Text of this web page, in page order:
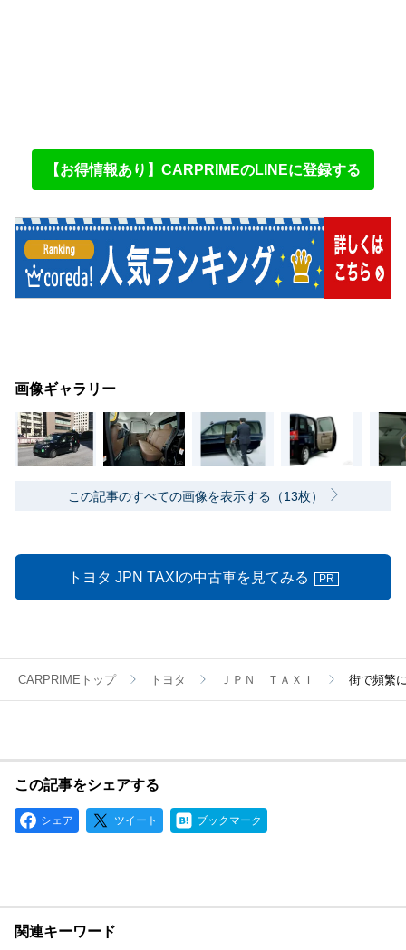
【お得情報あり】CARPRIMEのLINEに登録する
画像ギャラリー
この記事のすべての画像を表示する（13枚）
トヨタ JPN TAXIの中古車を見てみる PR
CARPRIMEトップ トヨタ ＪＰＮ ＴＡＸＩ 街で頻繁
この記事をシェアする
シェア ツイート ブックマーク
関連キーワード